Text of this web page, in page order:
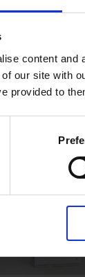
content
our site with
provided to